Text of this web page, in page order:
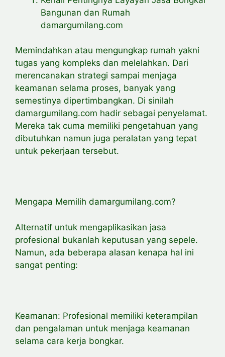
Bangunan dan Rumah
damargumilang.com
Memindahkan atau mengungkap rumah yakni
tugas yang kompleks dan melelahkan. Dari
merencanakan strategi sampai menjaga
keamanan selama proses, banyak yang
semestinya dipertimbangkan. Di sinilah
damargumilang.com hadir sebagai penyelamat.
Mereka tak cuma memiliki pengetahuan yang
dibutuhkan namun juga peralatan yang tepat
untuk pekerjaan tersebut.
Mengapa Memilih damargumilang.com?
Alternatif untuk mengaplikasikan jasa
profesional bukanlah keputusan yang sepele.
Namun, ada beberapa alasan kenapa hal ini
sangat penting:
Keamanan: Profesional memiliki keterampilan
dan pengalaman untuk menjaga keamanan
selama cara kerja bongkar.